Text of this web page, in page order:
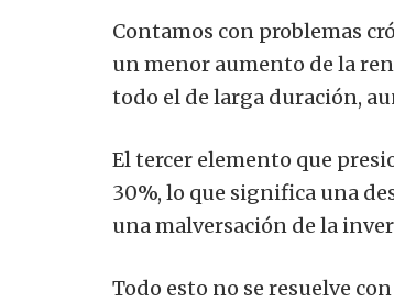
Contamos con problemas
un menor aumento de la
todo el de larga duración,
El tercer elemento que
30%, lo que significa una
una malversación de la
Todo esto no se resuelve